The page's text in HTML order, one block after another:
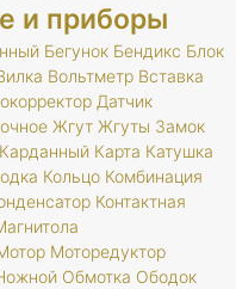
и приборы
Бегунок Бендикс Блок
Вольтметр Вставка
Датчик
Жгут Жгуты Замок
Карданный Карта Катушка
Кольцо Комбинация
Контактная
Моторедуктор
Обмотка Ободок